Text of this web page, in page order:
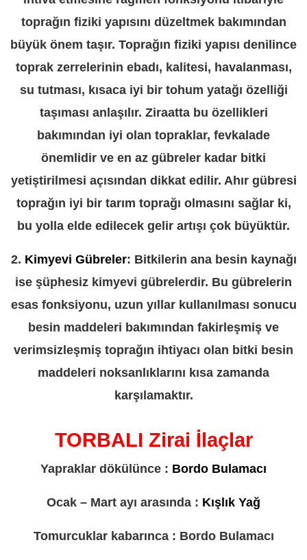
toprağın fiziki yapısını düzeltmek bakımından
büyük önem taşır. Toprağın fiziki yapısı denilince
toprak zerrelerinin ebadı, kalitesi, havalanması,
su tutması, kısaca iyi bir tohum yatağı özelliği
taşıması anlaşılır. Ziraatta bu özellikleri
bakımından iyi olan topraklar, fevkalade
önemlidir ve en az gübreler kadar bitki
yetiştirilmesi açısından dikkat edilir. Ahır gübresi
toprağın iyi bir tarım toprağı olmasını sağlar ki,
bu yolla elde edilecek gelir artışı çok büyüktür.
2. Kimyevi Gübreler: Bitkilerin ana besin kaynağı
ise şüphesiz kimyevi gübrelerdir. Bu gübrelerin
esas fonksiyonu, uzun yıllar kullanılması sonucu
besin maddeleri bakımından fakirleşmiş ve
verimsizleşmiş toprağın ihtiyacı olan bitki besin
maddeleri noksanlıklarını kısa zamanda
karşılamaktır.
TORBALI Zirai İlaçlar
Yapraklar dökülünce : Bordo Bulamacı
Ocak – Mart ayı arasında : Kışlık Yağ
Tomurcuklar kabarınca : Bordo Bulamacı